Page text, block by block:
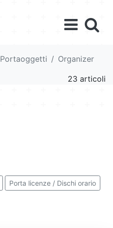
Portaoggetti Organizer
23 articoli
Porta licenze / Dischi orario